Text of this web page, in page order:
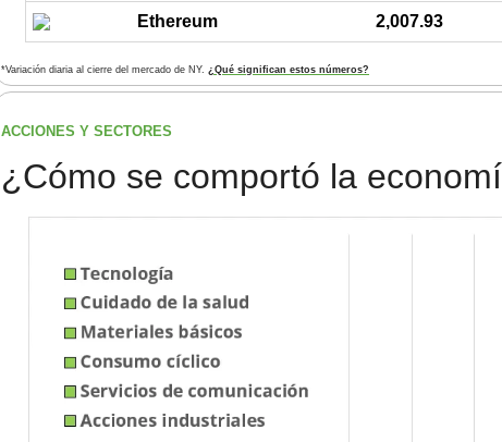
Ethereum 2,007.93
*Variación diaria al cierre del mercado de NY. ¿Qué significan estos números?
ACCIONES Y SECTORES
¿Cómo se comportó la